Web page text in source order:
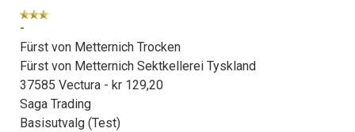
Registrer deg
-
Fürst von Metternich Trocken
Fürst von Metternich Sektkellerei Tyskland
37585 Vectura - kr 129,20
Saga Trading
Basisutvalg (Test)